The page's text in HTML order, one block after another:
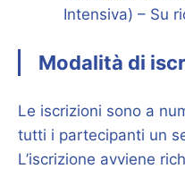
Intensiva) – Su
Modalità di
Le iscrizioni sono a
tutti i partecipanti un
L’iscrizione avviene